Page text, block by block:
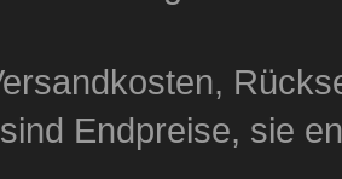
Endpreise, sie